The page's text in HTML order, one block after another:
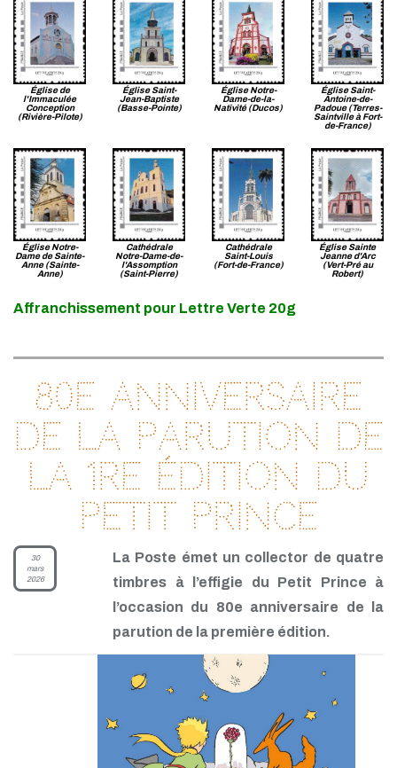
Église de
l'Immaculée
Conception
(Rivière-Pilote)
Église Saint-
Jean-Baptiste
(Basse-Pointe)
Église Notre-
Dame-de-la-
Nativité (Ducos)
Église Saint-
Antoine-de-
Padoue (Terres-
Saintville à Fort-
de-France)
Église Notre-
Dame de Sainte-
Anne (Sainte-
Anne)
Cathédrale
Notre-Dame-de-
l'Assomption
(Saint-Pierre)
Cathédrale
Saint-Louis
(Fort-de-France)
Église Sainte
Jeanne d'Arc
(Vert-Pré au
Robert)
Affranchissement pour Lettre Verte 20g
80e anniversaire
de la parution de
la 1re édition du
Petit Prince
30
mars
2026
La Poste émet un collector de quatre
timbres à l’effigie du Petit Prince à
l’occasion du 80e anniversaire de la
parution de la première édition.